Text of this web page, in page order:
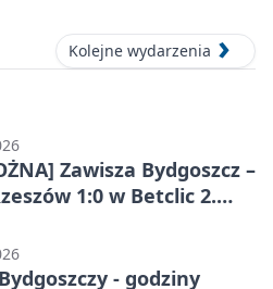
Kolejne wydarzenia
Zawisza Bydgoszcz –
1:0 w Betclic 2.
- godziny